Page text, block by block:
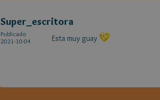
Super_escritora
Publicado
2021-10-04
Esta muy guay